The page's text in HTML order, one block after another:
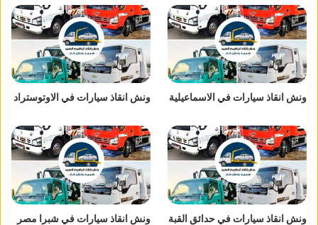
ونش انقاذ سيارات في الاسماعيلية ونش انقاذ سيارات في الاوتوستراد
ونش انقاذ سيارات في حدائق القبة ونش انقاذ سيارات في شبرا مصر